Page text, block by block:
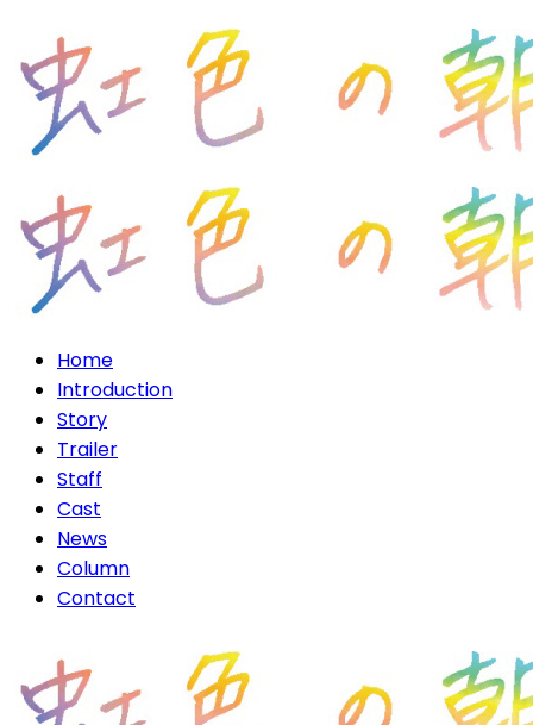
Home
Introduction
Story
Trailer
Staff
Cast
News
Column
Contact